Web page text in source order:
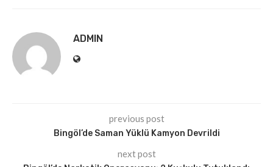
ADMIN
previous post
Bingöl’de Saman Yüklü Kamyon Devrildi
next post